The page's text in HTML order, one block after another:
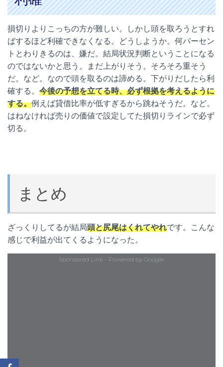
損切りよりこっちの方が難しい。しかし頭を取ろうとすれ
ばするほど利確できなくなる。どうしようか。何パーセン
トとわりきるのは、嫌だ。結局状況判断ということになる
のではないかと思う。まだ上がりそう。そろそろ重そう
だ。など。なので頭を取るのは諦める。下がりだしたら利
確する。 今後の予想を立てる時、必ず根拠を考えるように
する。例えば貸借比率が低すぎるから跳ねそうだ。など。
はねなければ売りの価値で設定してた損切りラインで必ず
切る。
まとめ
ざっくりしてるが結局頭と尻尾はくれてやれです。こんな
感じで利益が出てくるようになった。
Sponsored Link - Powered by Google.